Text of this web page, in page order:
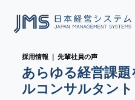
JP EN
採用情報 ｜ 先輩社員の声
あらゆる経営課
ルコンサルタント